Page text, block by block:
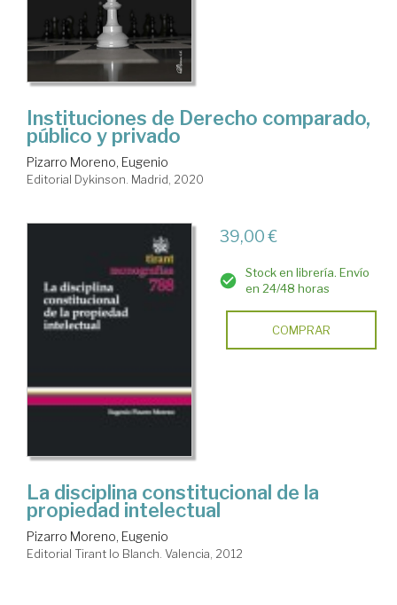
Instituciones de Derecho comparado,
público y privado
Pizarro Moreno, Eugenio
Editorial Dykinson. Madrid, 2020
39,00 €
Stock en librería. Envío
en 24/48 horas
COMPRAR
La disciplina constitucional de la
propiedad intelectual
Pizarro Moreno, Eugenio
Editorial Tirant lo Blanch. Valencia, 2012